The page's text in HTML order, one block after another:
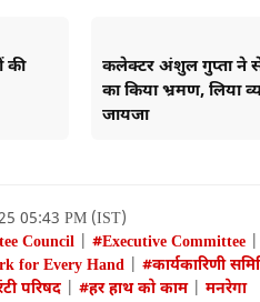
की
कलेक्टर अंशुल गुप्ता ने
का किया भ्रमण, लिया
जायजा
05:43 PM (IST)
Council #Executive Committee
for Every Hand #कार्यकारिणी
परिषद #हर हाथ को काम| मनरेगा